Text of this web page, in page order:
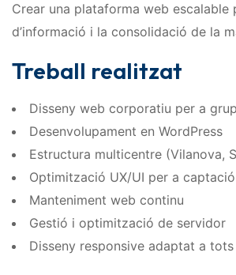
Crear una plataforma web escalable
d’informació i la consolidació de la
Treball realitzat
Disseny web corporatiu per a
Desenvolupament en WordPress
Estructura multicentre (Vilanova,
Optimització UX/UI per a captació
Manteniment web continu
Gestió i optimització de servidor
Disseny responsive adaptat a